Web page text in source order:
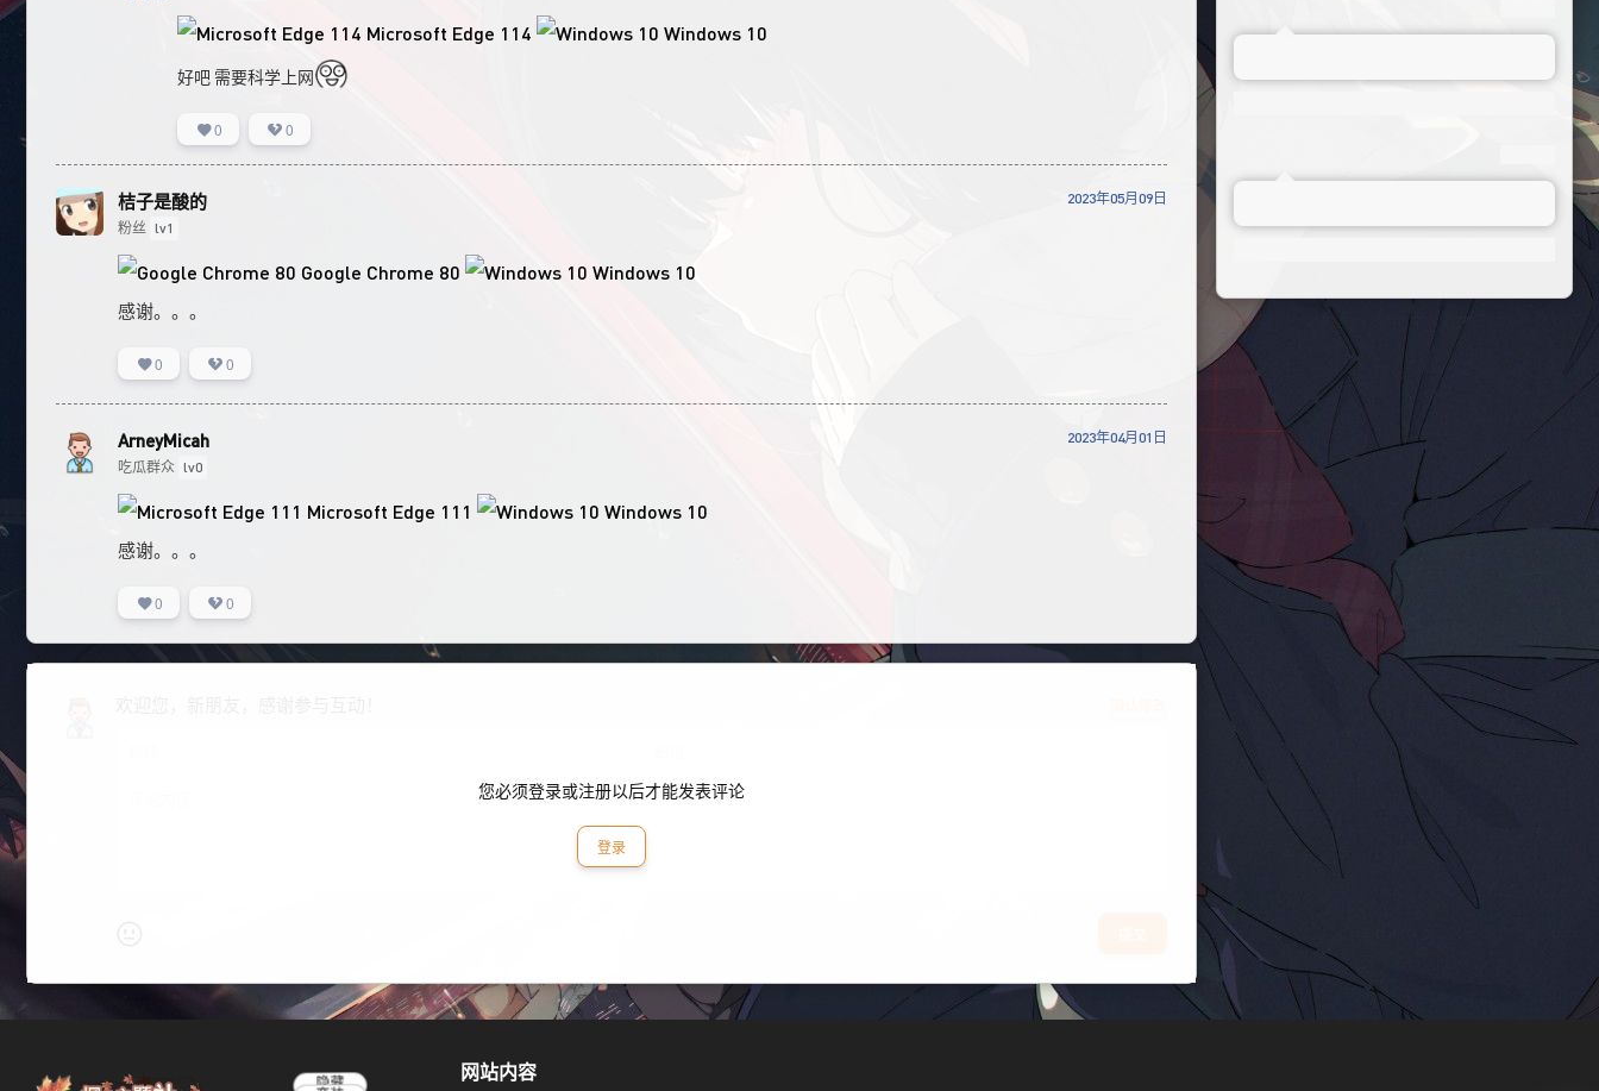
Microsoft Edge 114 Windows 10
好吧 需要科学上网
0 0
桔子是酸的
粉丝 lv1
2023年05月09日
Google Chrome 80 Windows 10
感谢。。。
0 0
ArneyMicah
吃瓜群众 lv0
2023年04月01日
Microsoft Edge 111 Windows 10
感谢。。。
0 0
您必须登录或注册以后才能发表评论
登录
网站内容
隐藏